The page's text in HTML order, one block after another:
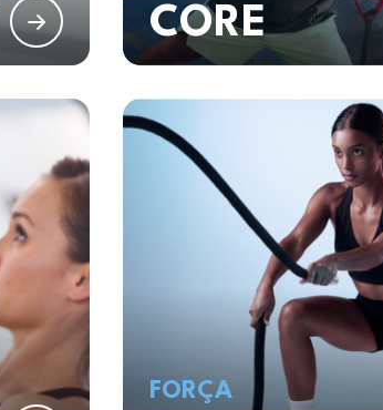
CORE
FORÇA